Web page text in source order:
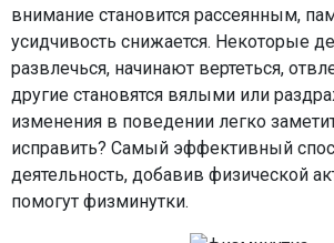
внимание становится рассеянным,
усидчивость снижается. Некоторые
развлечься, начинают вертеться,
другие становятся вялыми или
изменения в поведении легко
исправить? Самый эффективный
деятельность, добавив физической
помогут физминутки.